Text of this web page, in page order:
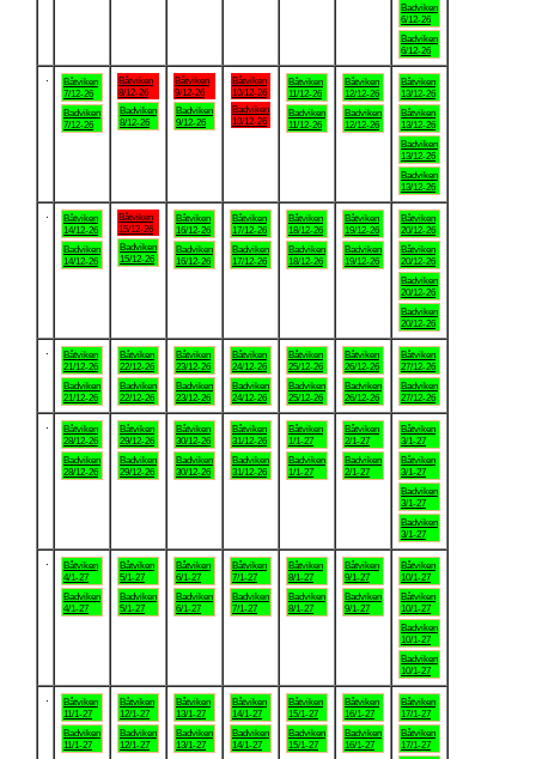
Badviken
6/12-26
Badviken
6/12-26
Båtviken
7/12-26
Badviken
7/12-26
Båtviken
8/12-26
Badviken
8/12-26
Båtviken
9/12-26
Badviken
9/12-26
Båtviken
10/12-26
Badviken
10/12-26
Båtviken
11/12-26
Badviken
11/12-26
Båtviken
12/12-26
Badviken
12/12-26
Båtviken
13/12-26
Båtviken
13/12-26
Badviken
13/12-26
Badviken
13/12-26
Båtviken
14/12-26
Badviken
14/12-26
Båtviken
15/12-26
Badviken
15/12-26
Båtviken
16/12-26
Badviken
16/12-26
Båtviken
17/12-26
Badviken
17/12-26
Båtviken
18/12-26
Badviken
18/12-26
Båtviken
19/12-26
Badviken
19/12-26
Båtviken
20/12-26
Båtviken
20/12-26
Badviken
20/12-26
Badviken
20/12-26
Båtviken
21/12-26
Badviken
21/12-26
Båtviken
22/12-26
Badviken
22/12-26
Båtviken
23/12-26
Badviken
23/12-26
Båtviken
24/12-26
Badviken
24/12-26
Båtviken
25/12-26
Badviken
25/12-26
Båtviken
26/12-26
Badviken
26/12-26
Båtviken
27/12-26
Badviken
27/12-26
Båtviken
28/12-26
Badviken
28/12-26
Båtviken
29/12-26
Badviken
29/12-26
Båtviken
30/12-26
Badviken
30/12-26
Båtviken
31/12-26
Badviken
31/12-26
Båtviken
1/1-27
Badviken
1/1-27
Båtviken
2/1-27
Badviken
2/1-27
Båtviken
3/1-27
Båtviken
3/1-27
Badviken
3/1-27
Badviken
3/1-27
Båtviken
4/1-27
Badviken
4/1-27
Båtviken
5/1-27
Badviken
5/1-27
Båtviken
6/1-27
Badviken
6/1-27
Båtviken
7/1-27
Badviken
7/1-27
Båtviken
8/1-27
Badviken
8/1-27
Båtviken
9/1-27
Badviken
9/1-27
Båtviken
10/1-27
Båtviken
10/1-27
Badviken
10/1-27
Badviken
10/1-27
Båtviken
11/1-27
Badviken
11/1-27
Båtviken
12/1-27
Badviken
12/1-27
Båtviken
13/1-27
Badviken
13/1-27
Båtviken
14/1-27
Badviken
14/1-27
Båtviken
15/1-27
Badviken
15/1-27
Båtviken
16/1-27
Badviken
16/1-27
Båtviken
17/1-27
Båtviken
17/1-27